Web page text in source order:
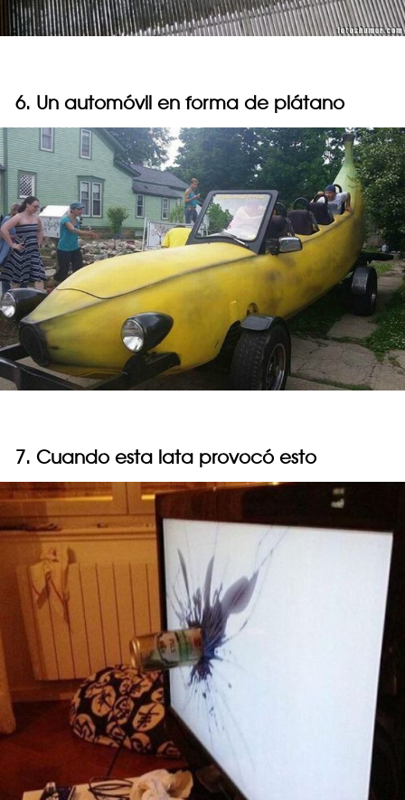
6. Un automóvil en forma de plátano
7. Cuando esta lata provocó esto